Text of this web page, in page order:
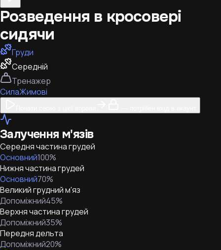
Розведення в кросовері
сидячи
Груди
Середній
Тренажер
СилаЖимові
Залучення м'язів
Середня частина грудей
Основний100%
Нижня частина грудей
Основний70%
Великий грудний м'яз
Допоміжний45%
Верхня частина грудей
Допоміжний35%
Передня дельта
Допоміжний20%